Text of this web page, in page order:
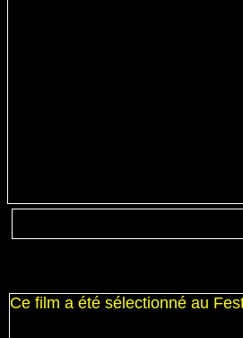
Ce film a été sélectionné au